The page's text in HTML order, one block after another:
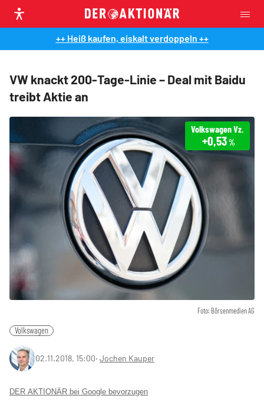
++ Heiß kaufen, eiskalt verdoppeln ++
VW knackt 200-Tage-Linie – Deal mit Baidu
treibt Aktie an
Foto: Börsenmedien AG
Volkswagen Vz.
+0,53%
Volkswagen
02.11.2018, 15:00‧ Jochen Kauper
DER AKTIONÄR bei Google bevorzugen